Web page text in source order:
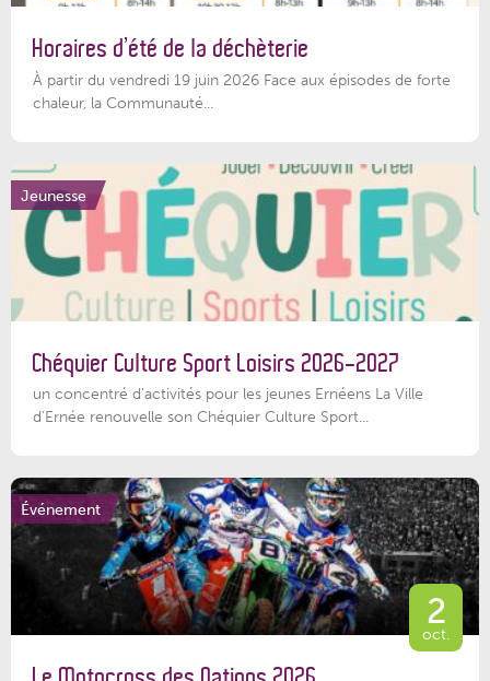
Horaires d’été de la déchèterie
À partir du vendredi 19 juin 2026 Face aux épisodes de forte
chaleur, la Communauté...
Jeunesse
Chéquier Culture Sport Loisirs 2026-2027
un concentré d’activités pour les jeunes Ernéens La Ville
d’Ernée renouvelle son Chéquier Culture Sport...
Événement
2
oct.